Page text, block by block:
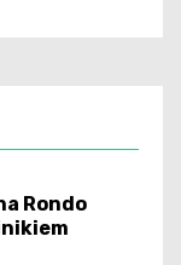
Rondo